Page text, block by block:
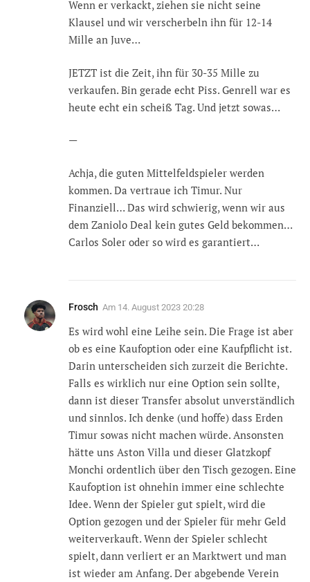
Wenn er verkackt, ziehen sie nicht seine
Klausel und wir verscherbeln ihn für 12-14
Mille an Juve…
JETZT ist die Zeit, ihn für 30-35 Mille zu
verkaufen. Bin gerade echt Piss. Genrell war es
heute echt ein scheiß Tag. Und jetzt sowas…
—
Achja, die guten Mittelfeldspieler werden
kommen. Da vertraue ich Timur. Nur
Finanziell… Das wird schwierig, wenn wir aus
dem Zaniolo Deal kein gutes Geld bekommen…
Carlos Soler oder so wird es garantiert…
Frosch Am 14. August 2023 20:28
Es wird wohl eine Leihe sein. Die Frage ist aber
ob es eine Kaufoption oder eine Kaufpflicht ist.
Darin unterscheiden sich zurzeit die Berichte.
Falls es wirklich nur eine Option sein sollte,
dann ist dieser Transfer absolut unverständlich
und sinnlos. Ich denke (und hoffe) dass Erden
Timur sowas nicht machen würde. Ansonsten
hätte uns Aston Villa und dieser Glatzkopf
Monchi ordentlich über den Tisch gezogen. Eine
Kaufoption ist ohnehin immer eine schlechte
Idee. Wenn der Spieler gut spielt, wird die
Option gezogen und der Spieler für mehr Geld
weiterverkauft. Wenn der Spieler schlecht
spielt, dann verliert er an Marktwert und man
ist wieder am Anfang. Der abgebende Verein